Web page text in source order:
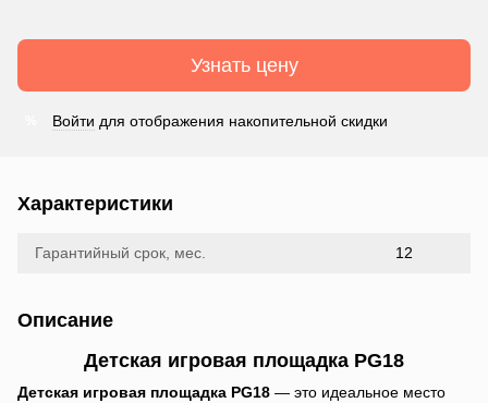
Узнать цену
Войти для отображения накопительной скидки
Характеристики
Гарантийный срок, мес. 12
Описание
Детская игровая площадка PG18
Детская игровая площадка PG18 — это идеальное место